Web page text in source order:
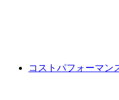
コストパフォーマン